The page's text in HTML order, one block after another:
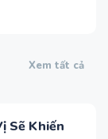
Xem tất cả
Sẽ Khiến